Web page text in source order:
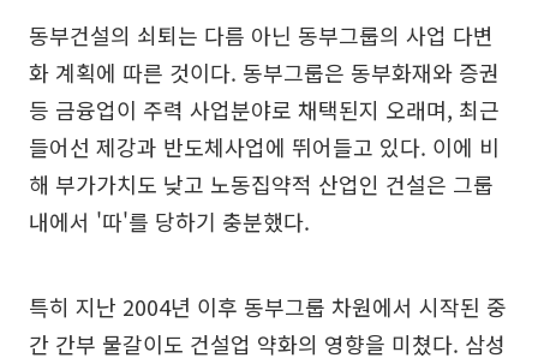
동부건설의 쇠퇴는 다름 아닌 동부그룹의 사업 다변
화 계획에 따른 것이다. 동부그룹은 동부화재와 증권
등 금융업이 주력 사업분야로 채택된지 오래며, 최근
들어선 제강과 반도체사업에 뛰어들고 있다. 이에 비
해 부가가치도 낮고 노동집약적 산업인 건설은 그룹
내에서 '따'를 당하기 충분했다.
특히 지난 2004년 이후 동부그룹 차원에서 시작된 중
간 간부 물갈이도 건설업 약화의 영향을 미쳤다. 삼성